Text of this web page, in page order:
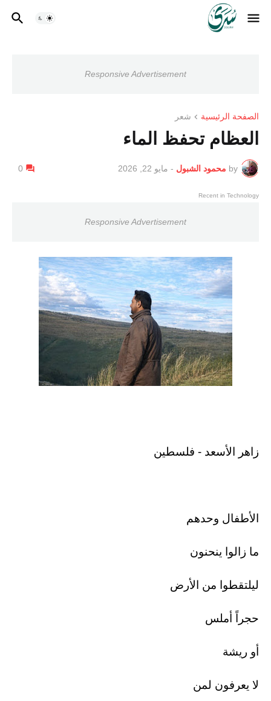
Responsive Advertisement
الصفحة الرئيسية شعر
العظام تحفظ الماء
by محمود الشبول - مايو 22, 2026 0
Recent in Technology
Responsive Advertisement
زاهر الأسعد - فلسطين
الأطفال وحدهم
ما زالوا ينحنون
ليلتقطوا من الأرض
حجراً أملس
أو ريشة
لا يعرفون لمن